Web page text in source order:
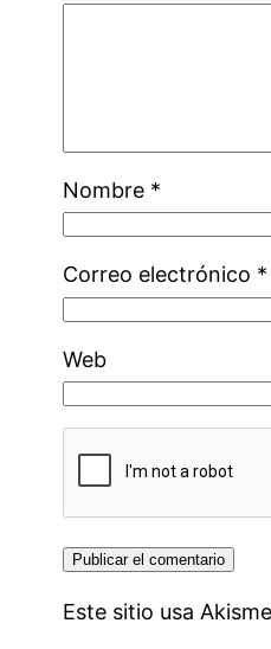
Nombre *
Correo electrónico *
Web
Este sitio usa